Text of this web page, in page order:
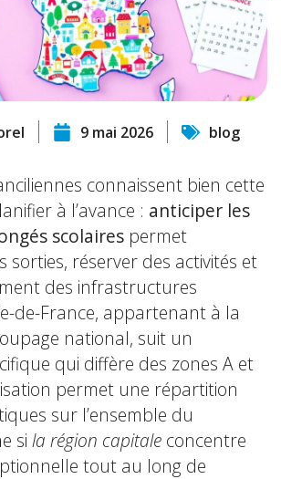
9 mai 2026 blog
connaissent bien cette
à l’avance : anticiper les
scolaires permet
sorties, réserver des activités et
des infrastructures
de-France, appartenant à la
national, suit un
qui diffère des zones A et
permet une répartition
sur l’ensemble du
si la région capitale concentre
tout au long de